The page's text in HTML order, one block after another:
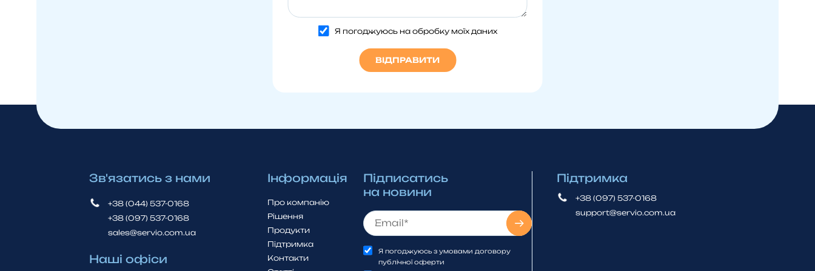
Я погоджуюсь на обробку моїх даних
Зв'язатись з нами
+38 (044) 537-0168
+38 (097) 537-0168
sales@servio.com.ua
Наші офіси
Інформація
Про компанію
Рішення
Продукти
Підтримка
Контакти
Підписатись
на новини
Я погоджуюсь з умовами договору
публічної оферти
Підтримка
+38 (097) 537-0168
support@servio.com.ua